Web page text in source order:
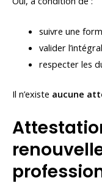
suivre une
valider
respecter les
Il n’existe aucune